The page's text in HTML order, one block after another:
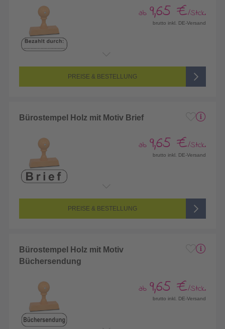
ab 9,65 €/Stck.
brutto inkl. DE-Versand
PREISE & BESTELLUNG
Bürostempel Holz mit Motiv Brief
ab 9,65 €/Stck.
brutto inkl. DE-Versand
PREISE & BESTELLUNG
Bürostempel Holz mit Motiv
Büchersendung
ab 9,65 €/Stck.
brutto inkl. DE-Versand